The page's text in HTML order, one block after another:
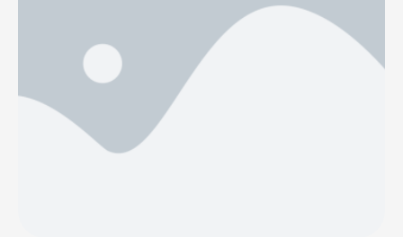
değiştirdi, mesaj şöyle: “Sözleşmeye göre 5 milyon
dolar CP (Cumhuriyetçi …